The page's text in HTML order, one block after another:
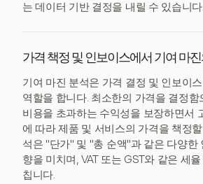
는 데이터 기반 결정을 내릴 수 있습니다.
가격 책정 및 인보이스에서 기여 마
기여 마진 분석은 가격 결정 및 인보이
역할을 합니다. 최소한의 가격을 결정
비용을 초과하는 수익성을 보장하면서
에 따라 제품 및 서비스의 가격을 책정
석은 "단가" 및 "총 순액"과 같은 다양한
향을 미치며, VAT 또는 GST와 같은 세
칩니다.